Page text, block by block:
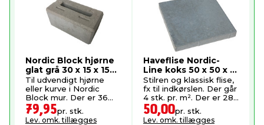
Nordic Block hjørne
glat grå 30 x 15 x 15
cm
Til udvendigt hjørne
eller kurve i Nordic
Block mur. Der er 36
stk. pr. palle.
79,95pr. stk.
Lev. omk. tillægges
Haveflise Nordic-
Line koks 50 x 50 x 8
cm
Stilren og klassisk flise,
fx til indkørslen. Der går
4 stk. pr. m². Der er 28
stk. pr. palle.
50,00pr. stk.
Lev. omk. tillægges